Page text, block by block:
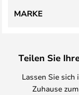
MARKE
Teilen Sie
Lassen Sie
Zuhause